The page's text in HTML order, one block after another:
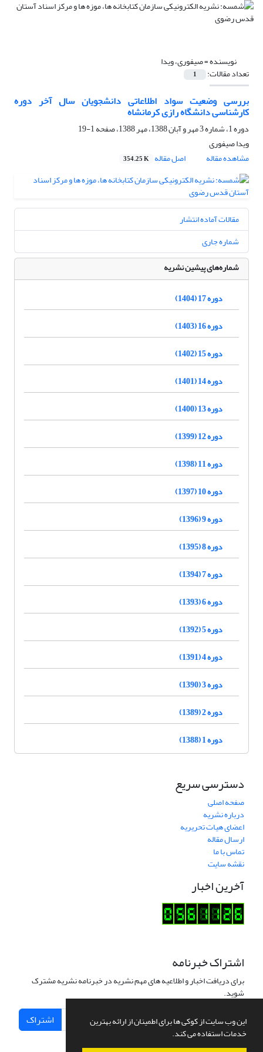
این وب سایت از کوکی ها برای اطمینان از ارائه بهترین
خدمات استفاده می کند.
نویسنده =صیفوری، ویدا
تعداد مقالات: 1
بررسی وضعیت سواد اطلاعاتی دانشجویان سال آخر دوره
کارشناسی دانشگاه رازی کرمانشاه
دوره 1، شماره 3 مهر و آبان 1388، مهر 1388، صفحه
1-19
ویدا صیفوری
مشاهده مقاله
اصل مقاله 354.25 K
مقالات آماده انتشار
شماره جاری
شماره‌های پیشین نشریه
دوره 17 (1404)
دوره 16 (1403)
دوره 15 (1402)
دوره 14 (1401)
دوره 13 (1400)
دوره 12 (1399)
دوره 11 (1398)
دوره 10 (1397)
دوره 9 (1396)
دوره 8 (1395)
دوره 7 (1394)
دوره 6 (1393)
دوره 5 (1392)
دوره 4 (1391)
دوره 3 (1390)
دوره 2 (1389)
دوره 1 (1388)
دسترسی سریع
صفحه اصلی
درباره نشریه
اعضای هیات تحریریه
ارسال مقاله
تماس با ما
نقشه سایت
آخرین اخبار
اشتراک خبرنامه
برای دریافت اخبار و اطلاعیه های مهم نشریه در خبرنامه نشریه مشترک
شوید.
اشتراک